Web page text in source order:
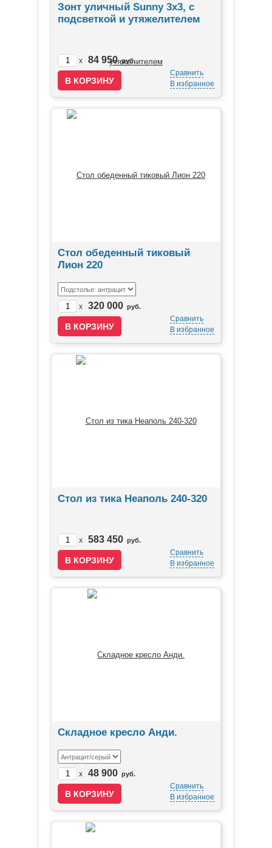
Зонт уличный Sunny 3х3, с
подсветкой и утяжелителем
x 84 950 руб.
Сравнить
В избранное
Стол обеденный тиковый
Лион 220
x 320 000 руб.
Сравнить
В избранное
Стол из тика Неаполь 240-320
x 583 450 руб.
Сравнить
В избранное
Складное кресло Анди.
x 48 900 руб.
Сравнить
В избранное